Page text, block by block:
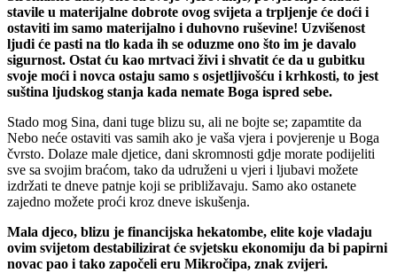
stavile u materijalne dobrote ovog svijeta a trpljenje će doći i
ostaviti im samo materijalno i duhovno ruševine! Uzvišenost
ljudi će pasti na tlo kada ih se oduzme ono što im je davalo
sigurnost. Ostat ću kao mrtvaci živi i shvatit će da u gubitku
svoje moći i novca ostaju samo s osjetljivošću i krhkosti, to jest
suština ljudskog stanja kada nemate Boga ispred sebe.
Stado mog Sina, dani tuge blizu su, ali ne bojte se; zapamtite da
Nebo neće ostaviti vas samih ako je vaša vjera i povjerenje u Boga
čvrsto. Dolaze male djetice, dani skromnosti gdje morate podijeliti
sve sa svojim braćom, tako da udruženi u vjeri i ljubavi možete
izdržati te dneve patnje koji se približavaju. Samo ako ostanete
zajedno možete proći kroz dneve iskušenja.
Mala djeco, blizu je financijska hekatombe, elite koje vladaju
ovim svijetom destabilizirat će svjetsku ekonomiju da bi papirni
novac pao i tako započeli eru Mikročipa, znak zvijeri.